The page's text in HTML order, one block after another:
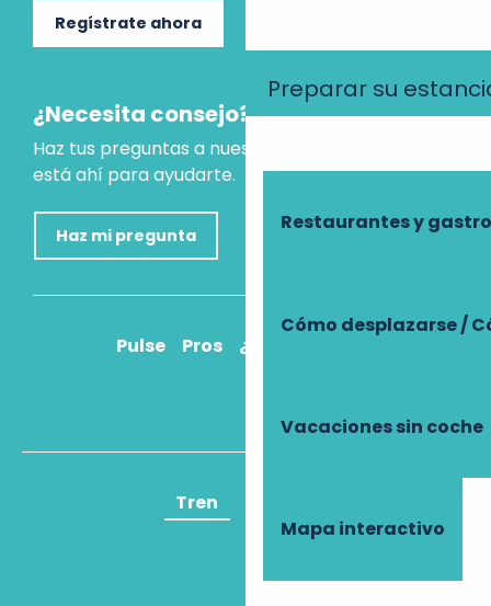
Preparar su
Restaurantes y
Cómo desplazarse /
Vacaciones sin coche
Mapa interactivo
Regístrate ahora
¿Necesita consejo?
Haz tus preguntas a nuestro asistente virtual, que
está ahí para ayudarte.
Haz mi pregunta
Pulse Pros ¿Cómo llegar?
Tren